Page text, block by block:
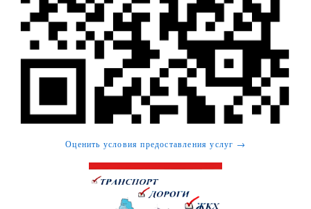
Оценить условия предоставления услуг →